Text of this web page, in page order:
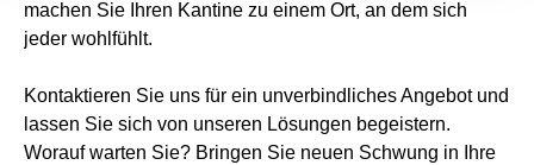
machen Sie Ihren Kantine zu einem Ort, an dem sich
jeder wohlfühlt.
Kontaktieren Sie uns für ein unverbindliches Angebot und
lassen Sie sich von unseren Lösungen begeistern.
Worauf warten Sie? Bringen Sie neuen Schwung in Ihre